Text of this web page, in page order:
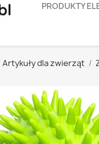
PRODUKTY
Artykuły dla zwierząt